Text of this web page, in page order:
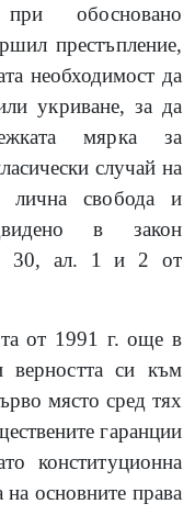
обосновано
престъпление,
необходимост да
укриване, за да
мярка за
случай на
лична свобода и
в закон
30, ал. 1 и 2 от
от 1991 г. още в
верността си към
място сред тях
гаранции
конституционна
основните права